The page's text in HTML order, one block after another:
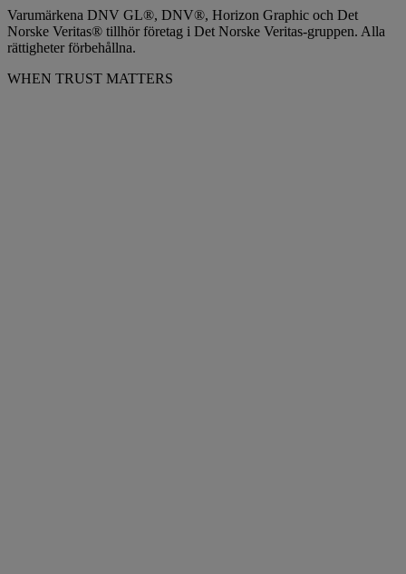
Varumärkena DNV GL®, DNV®, Horizon Graphic och Det
Norske Veritas® tillhör företag i Det Norske Veritas-gruppen. Alla
rättigheter förbehållna.
WHEN TRUST MATTERS